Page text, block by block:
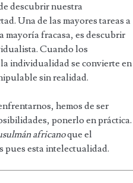
descubrir nuestra
Una de las mayores tareas a
mayoría fracasa, es descubrir
Cuando los
individualidad se convierte en
sin realidad.
hemos de ser
ponerlo en práctica.
africanoque el
pues esta intelectualidad.